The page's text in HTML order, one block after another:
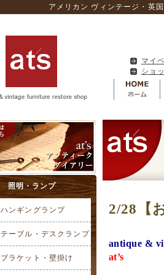
アメリカン ヴィンテージ・英
マイ
ショ
2/28【
antique &
at’s
照明・ランプ
ハンギングランプ
テーブル・デスクランプ
ブラケット・壁掛け